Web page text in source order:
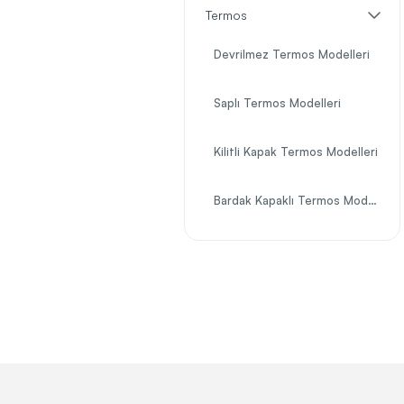
Termos
Devrilmez Termos Modelleri
Saplı Termos Modelleri
Kilitli Kapak Termos Modelleri
Bardak Kapaklı Termos Modelleri